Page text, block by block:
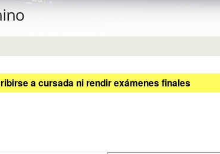
a cursada ni rendir exámenes finales